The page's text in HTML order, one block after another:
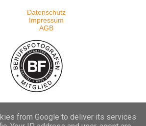
Datenschutz
Impressum
AGB
Powered by Blogger
from Google to deliver its services